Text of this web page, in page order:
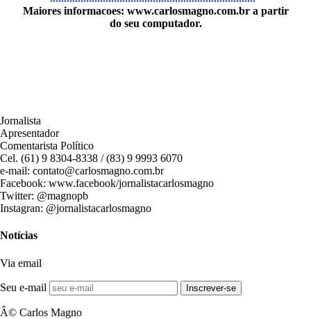
Maiores informacoes: www.carlosmagno.com.bra partir
do seu computador.
Jornalista
Apresentador
Comentarista Político
Cel. (61) 9 8304-8338 / (83) 9 9993 6070
e-mail: contato@carlosmagno.com.br
Facebook: www.facebook/jornalistacarlosmagno
Twitter: @magnopb
Instagran: @jornalistacarlosmagno
Notícias
Via email
Seu e-mail Inscrever-se
Â© Carlos Magno